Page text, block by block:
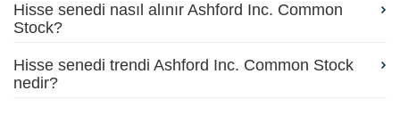
Hisse senedi nasıl alınır Ashford Inc. Common
Stock?
Hisse senedi trendi Ashford Inc. Common Stock
nedir?